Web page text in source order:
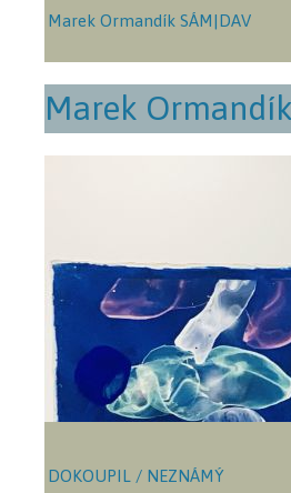
Marek Ormandík SÁM|DAV
Marek
DOKOUPIL / NEZNÁMÝ